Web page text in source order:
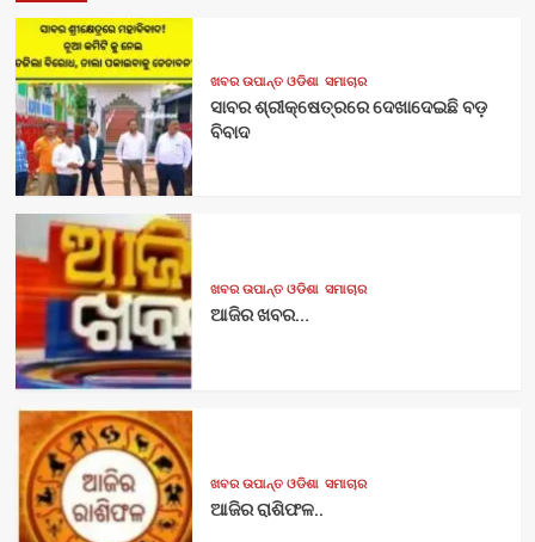
ଖବର ଉପାନ୍ତ ଓଡିଶା ସମାଚାର
ସାବର ଶ୍ରୀକ୍ଷେତ୍ରରେ ଦେଖାଦେଇଛି ବଡ଼
ବିବାଦ
ଖବର ଉପାନ୍ତ ଓଡିଶା ସମାଚାର
ଆଜିର ଖବର…
ଖବର ଉପାନ୍ତ ଓଡିଶା ସମାଚାର
ଆଜିର ରାଶିଫଳ..